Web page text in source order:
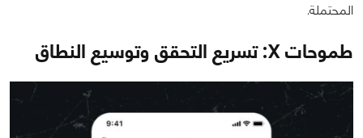
المحتملة.
طموحات X: تسريع التحقق وتوسيع النطاق